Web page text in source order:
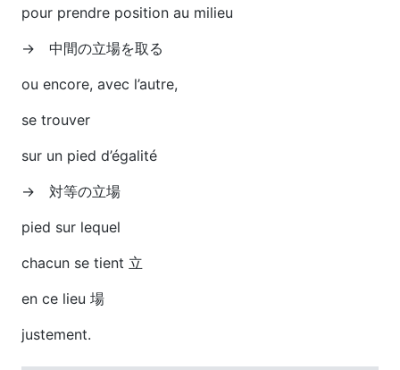
pour prendre position au milieu
→ 中間の立場を取る
ou encore, avec l’autre,
se trouver
sur un pied d’égalité
→ 対等の立場
pied sur lequel
chacun se tient 立
en ce lieu 場
justement.